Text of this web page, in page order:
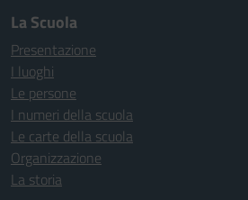
La Scuola
Presentazione
I luoghi
Le persone
I numeri della scuola
Le carte della scuola
Organizzazione
La storia